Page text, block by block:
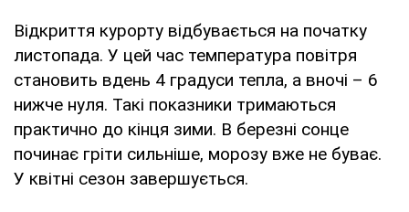
Відкриття курорту відбувається на початку
листопада. У цей час температура повітря
становить вдень 4 градуси тепла, а вночі – 6
нижче нуля. Такі показники тримаються
практично до кінця зими. В березні сонце
починає гріти сильніше, морозу вже не буває.
У квітні сезон завершується.